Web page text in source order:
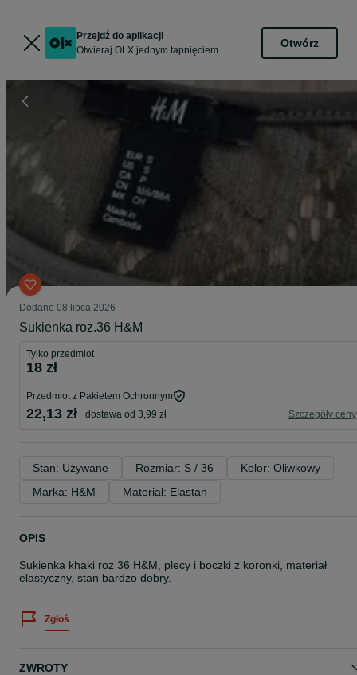
Przejdź do aplikacji
Otwieraj OLX jednym tapnięciem
Otwórz
Dodane 08 lipca 2026
Sukienka roz.36 H&M
Tylko przedmiot
18 zł
Przedmiot z Pakietem Ochronnym
22,13 zł+ dostawa od 3,99 zł Szczegóły ceny
Stan: Używane Rozmiar: S / 36
Kolor: Oliwkowy
Marka: H&M
Materiał: Elastan
OPIS
Sukienka khaki roz 36 H&M, plecy i boczki z koronki, materiał
elastyczny, stan bardzo dobry.
Zgłoś
ZWROTY